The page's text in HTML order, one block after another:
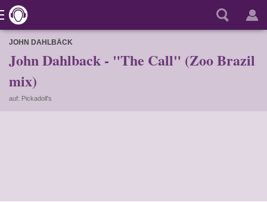
JOHN DAHLBÄCK
John Dahlback - "The Call" (Zoo Brazil
mix)
auf: Pickadoll's